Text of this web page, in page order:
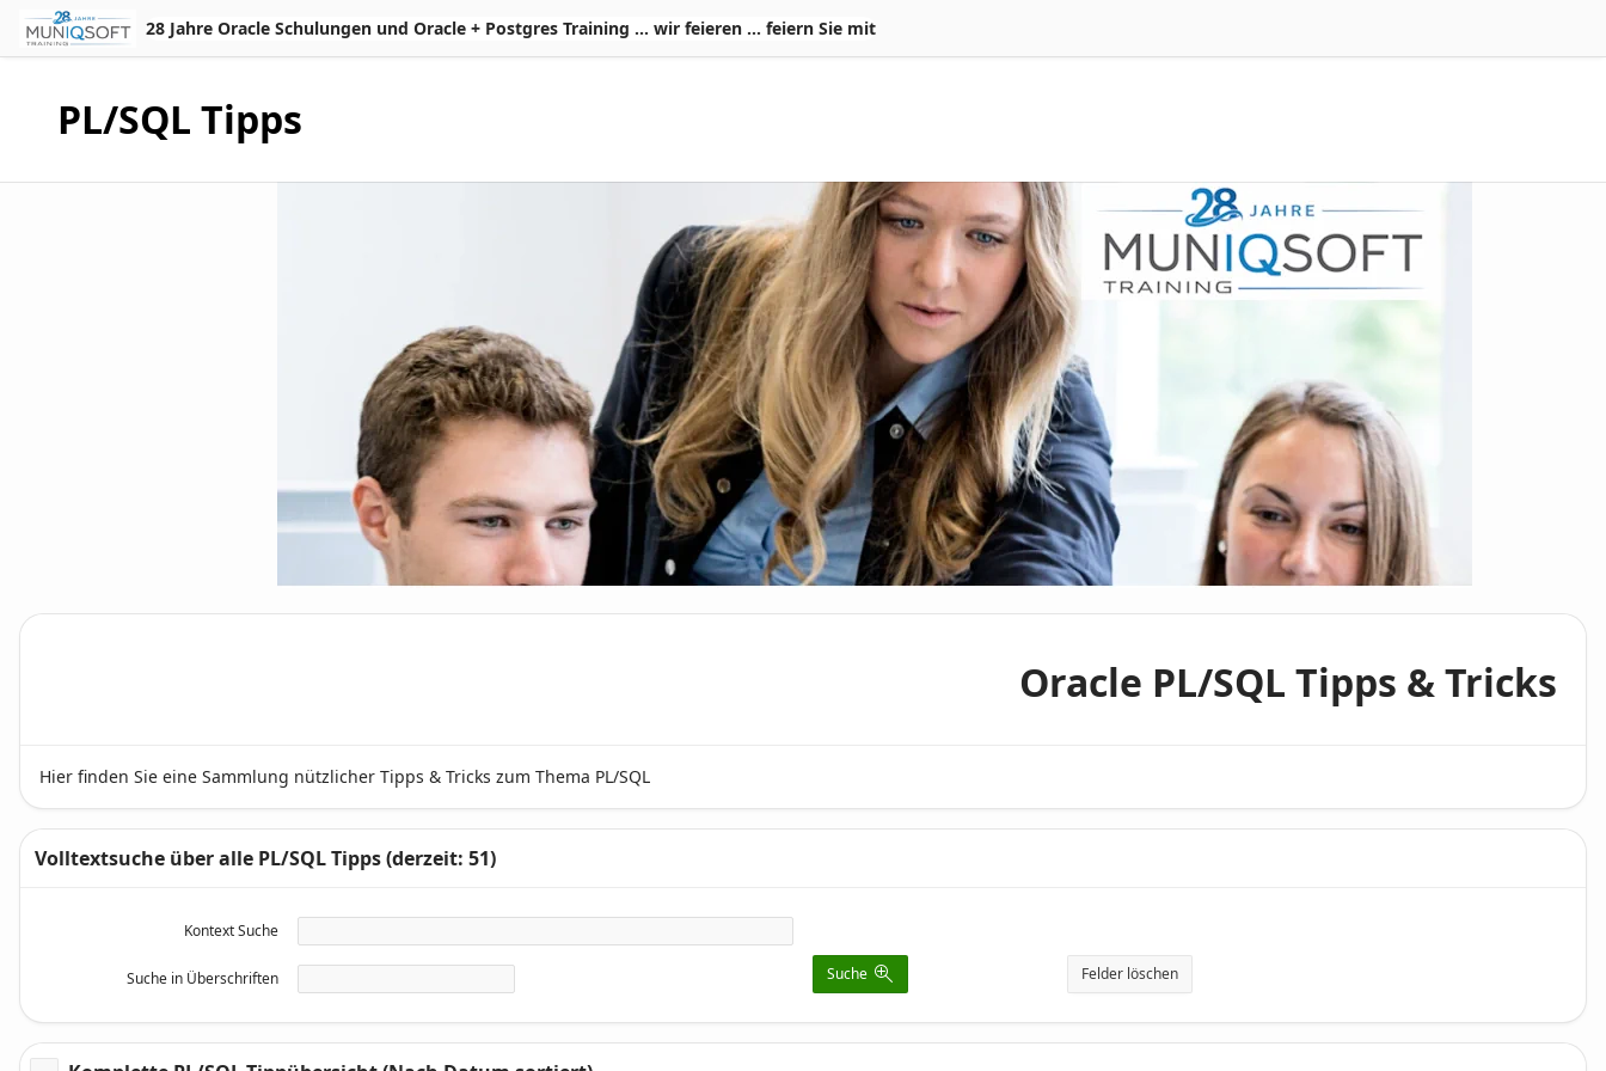
Skip to Main Content
28 Jahre Oracle Schulungen und Oracle + Postgres Training ... wir feieren ... feiern Sie mit
PL/SQL Tipps
Oracle PL/SQL Tipps & Tricks
Hier finden Sie eine Sammlung nützlicher Tipps & Tricks zum Thema PL/SQL
Volltextsuche über alle PL/SQL Tipps (derzeit: 51)
Kontext Suche
Suche in Überschriften Suche Felder löschen